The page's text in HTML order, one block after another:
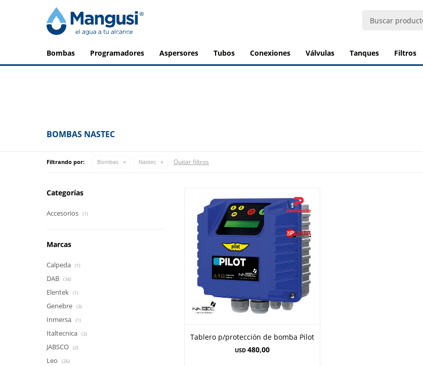
bombas programadores aspersores tubos conexiones válvulas tanques filtros
BOMBAS NASTEC
Filtrando por: Bombas Nastec Quitar filtros
Tablero p/protección de bomba Pilot
USD 480,00
Categorías
Accesorios (1)
Marcas
Calpeda (1)
DAB (34)
Elentek (1)
Genebre (3)
Inmersa (1)
Italtecnica (3)
JABSCO (2)
Leo (26)